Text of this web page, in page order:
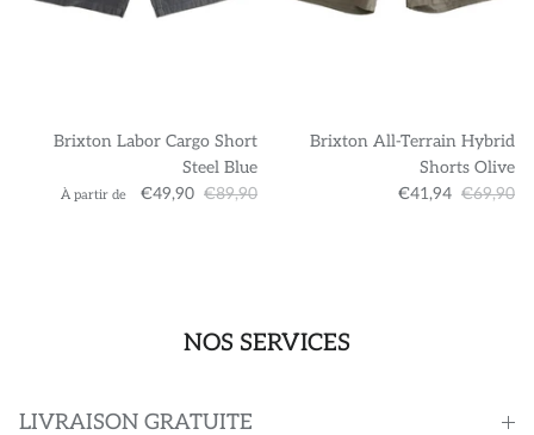
Brixton Labor Cargo Short
Steel Blue
À partir de €49,90 €89,90
Brixton All-Terrain Hybrid
Shorts Olive
€41,94 €69,90
NOS SERVICES
LIVRAISON GRATUITE